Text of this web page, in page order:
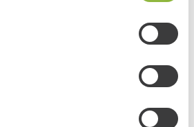
Meer informatie